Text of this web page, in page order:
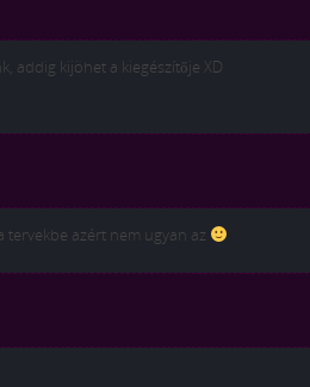
addig kijöhet a kiegészítője XD
tervekbe azért nem ugyan az